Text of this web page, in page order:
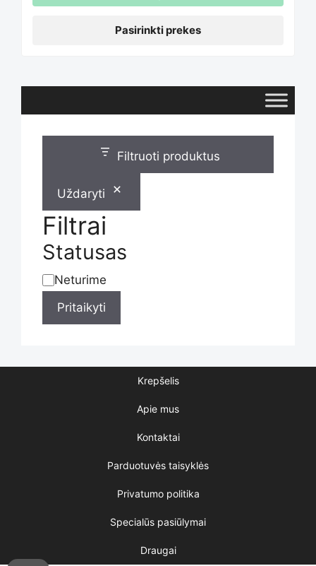
Pasirinkti prekes
be
chosen
on
the
product
page
Filtruoti produktus
Uždaryti
Filtrai
Statusas
Statusas
Neturime
Pritaikyti
Krepšelis
Apie mus
Kontaktai
Parduotuvės taisyklės
Privatumo politika
Specialūs pasiūlymai
Draugai